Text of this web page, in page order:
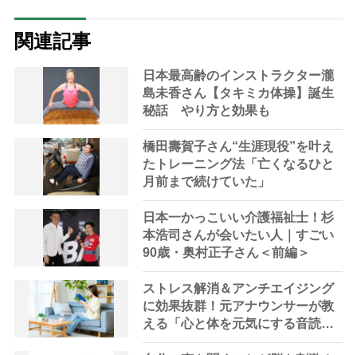
関連記事
日本最高齢のインストラクター瀧
島未香さん【タキミカ体操】誕生
秘話 やり方と効果も
橋田壽賀子さん“生涯現役”を叶え
たトレーニング法「亡くなるひと
月前まで続けていた」
日本一かっこいい介護福祉士！杉
本浩司さんが会いたい人｜すごい
90歳・奥村正子さん＜前編＞
ストレス解消＆アンチエイジング
に効果抜群！元アナウンサーが教
える「心と体を元気にする音読の
習慣」